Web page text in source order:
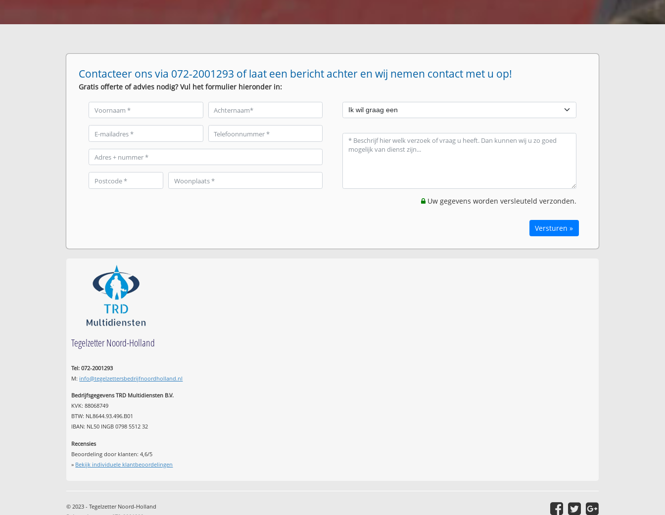
Contacteer ons via 072-2001293 of laat een bericht achter en wij nemen contact met u op!
Gratis offerte of advies nodig? Vul het formulier hieronder in:
Uw gegevens worden versleuteld verzonden.
Versturen »
Tegelzetter Noord-Holland
Tel: 072-2001293
M: info@tegelzettersbedrijfnoordholland.nl
Bedrijfsgegevens TRD Multidiensten B.V.
KVK: 88068749
BTW: NL8644.93.496.B01
IBAN: NL50 INGB 0798 5512 32
Recensies
Beoordeling door klanten:4,6/5
» Bekijk individuele klantbeoordelingen
© 2023 - Tegelzetter Noord-Holland